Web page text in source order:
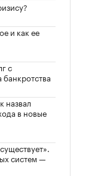
и как ее
с
назвал
в новые
систем —